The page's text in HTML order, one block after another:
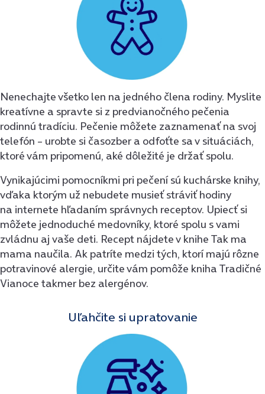
Nenechajte všetko len na jedného člena rodiny. Myslite
kreatívne a spravte si z predvianočného pečenia
rodinnú tradíciu. Pečenie môžete zaznamenať na svoj
telefón – urobte si časozber a odfoťte sa v situáciách,
ktoré vám pripomenú, aké dôležité je držať spolu.
Vynikajúcimi pomocníkmi pri pečení sú kuchárske knihy,
vďaka ktorým už nebudete musieť stráviť hodiny
na internete hľadaním správnych receptov. Upiecť si
môžete jednoduché medovníky, ktoré spolu s vami
zvládnu aj vaše deti. Recept nájdete v knihe Tak ma
mama naučila. Ak patríte medzi tých, ktorí majú rôzne
potravinové alergie, určite vám pomôže kniha Tradičné
Vianoce takmer bez alergénov.
Uľahčite si upratovanie